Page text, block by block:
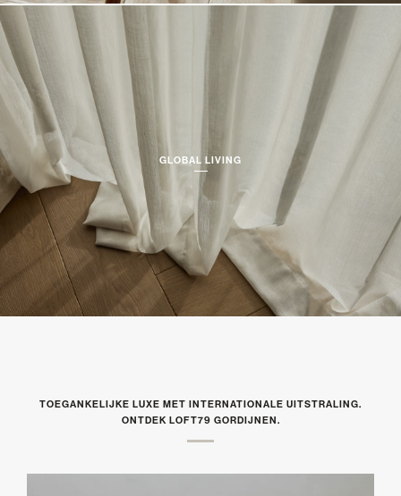
GLOBAL LIVING
TOEGANKELIJKE LUXE MET INTERNATIONALE UITSTRALING.
ONTDEK LOFT79 GORDIJNEN.